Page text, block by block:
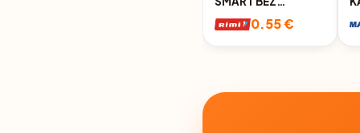
180/70G0.55 €